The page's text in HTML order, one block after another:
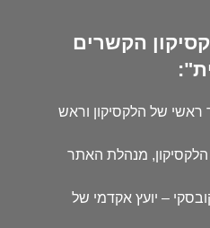
הקשרים
ראשי של הלקסיקון וראש
מנהלת האתר
– יועץ אקדמי של